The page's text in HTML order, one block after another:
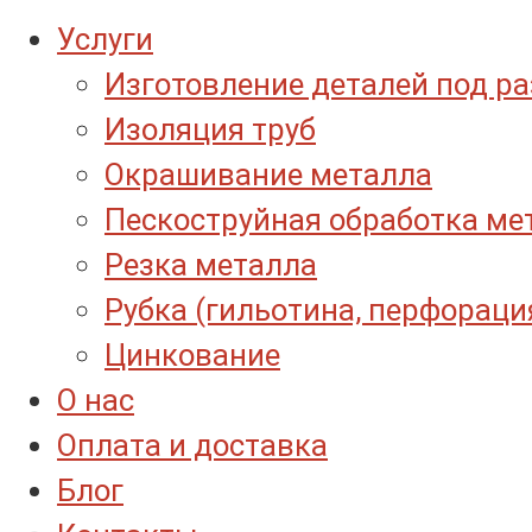
Услуги
Изготовление деталей под
Изоляция труб
Окрашивание металла
Пескоструйная обработка
Резка металла
Рубка (гильотина,
Цинкование
О нас
Оплата и доставка
Блог